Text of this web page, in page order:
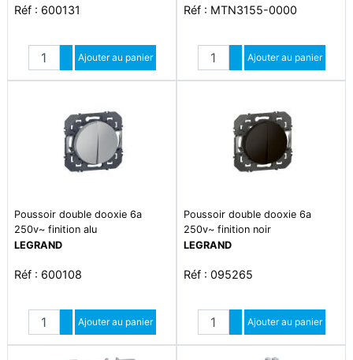
Réf : 600131
Quantité
Augmenter quantité
Diminuer quantité
Ajouter au panier
Réf : MTN3155-0000
Quantité
Augmenter quantité
Diminuer quantité
Ajouter au panier
Poussoir double dooxie 6a
250v~ finition alu
LEGRAND
Réf : 600108
Quantité
Augmenter quantité
Diminuer quantité
Ajouter au panier
Poussoir double dooxie 6a
250v~ finition noir
LEGRAND
Réf : 095265
Quantité
Augmenter quantité
Diminuer quantité
Ajouter au panier